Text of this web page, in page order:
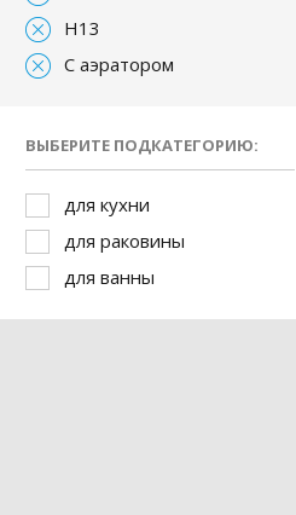
H13
С аэратором
ВЫБЕРИТЕ ПОДКАТЕГОРИЮ:
для кухни
для раковины
для ванны